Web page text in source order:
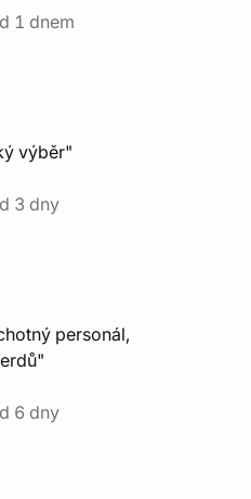
1 dnem
výběr"
3 dny
personál,
6 dny